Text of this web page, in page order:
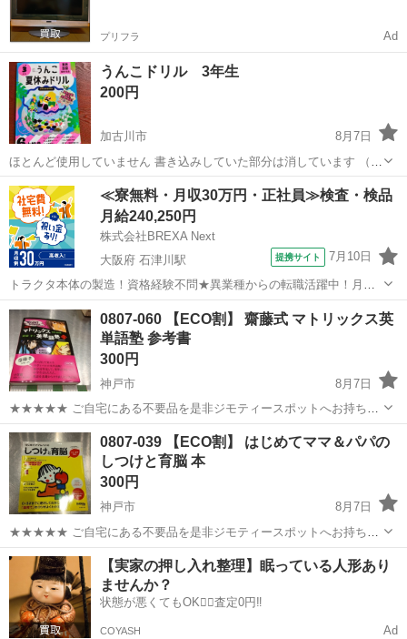
プリフラ Ad
うんこドリル 3年生
200円
加古川市
8月7日
ほとんど使用していません 書き込みしていた部分は消しています （2
ページ程書込みしていました） 夏休みに復習を考えている方どうです
か？
兵庫 加古川市 参考書 ドリル
≪寮無料・月収30万円・正社員≫検査・検品
月給240,250円
株式会社BREXA Next
大阪府 石津川駅
提携サイト 7月10日
トラクタ本体の製造！資格経験不問★異業種からの転職活躍中！月収
例29万円以上！生活支援物資事前対応可◎即日入寮OK！寮費はずっと
無料＆備品付き1R寮完備！赴任旅費会社負担！工場まで無料送迎あり
◎《大阪府堺市》 人気の工場の...
大阪 堺市 その他
0807-060 【ECO割】 齋藤式 マトリックス英
単語塾 参考書
300円
神戸市
8月7日
★★★★★ ご自宅にある不要品を是非ジモティースポットへお持ち込
みしませんか？ 家電、趣味・スポーツ・レジャー用品、こども用品、
衣料服飾品、生活雑貨、家具、本、CD・DVDなどが無料でまとめて持
ち込めます！ ※詳細はこ...
兵庫 神戸市 スポット
0807-039 【ECO割】 はじめてママ＆パパの
しつけと育脳 本
300円
神戸市
8月7日
★★★★★ ご自宅にある不要品を是非ジモティースポットへお持ち込
みしませんか？ 家電、趣味・スポーツ・レジャー用品、こども用品、
衣料服飾品、生活雑貨、家具、本、CD・DVDなどが無料でまとめて持
ち込めます！ ※詳細はこ...
兵庫 神戸市 参考書 スポット
【実家の押し入れ整理】眠っている人形あり
ませんか？
状態が悪くてもOK🙆‍♀️査定0円‼️
COYASH Ad